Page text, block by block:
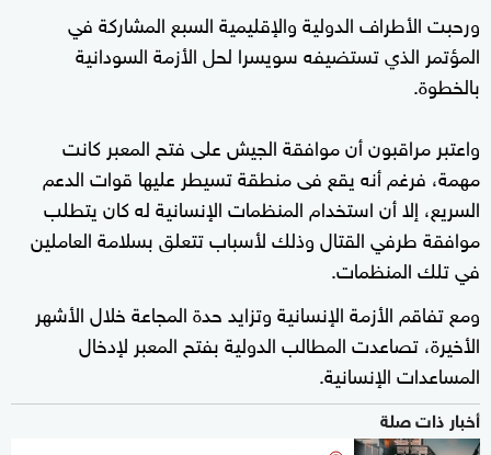
ورحبت الأطراف الدولية والإقليمية السبع المشاركة في
المؤتمر الذي تستضيفه سويسرا لحل الأزمة السودانية
بالخطوة.
واعتبر مراقبون أن موافقة الجيش على فتح المعبر كانت
مهمة، فرغم أنه يقع فى منطقة تسيطر عليها قوات الدعم
السريع، إلا أن استخدام المنظمات الإنسانية له كان يتطلب
موافقة طرفي القتال وذلك لأسباب تتعلق بسلامة العاملين
في تلك المنظمات.
ومع تفاقم الأزمة الإنسانية وتزايد حدة المجاعة خلال الأشهر
الأخيرة، تصاعدت المطالب الدولية بفتح المعبر لإدخال
المساعدات الإنسانية.
أخبار ذات صلة